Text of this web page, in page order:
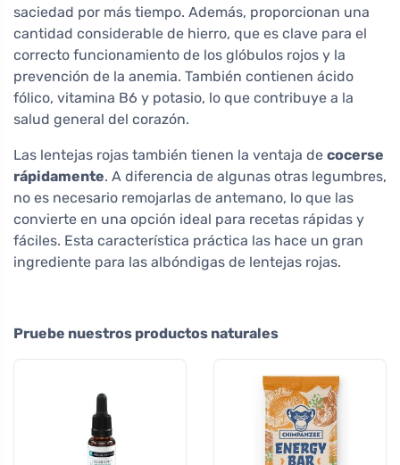
saciedad por más tiempo. Además, proporcionan una
cantidad considerable de hierro, que es clave para el
correcto funcionamiento de los glóbulos rojos y la
prevención de la anemia. También contienen ácido
fólico, vitamina B6 y potasio, lo que contribuye a la
salud general del corazón.
Las lentejas rojas también tienen la ventaja de cocerse
rápidamente. A diferencia de algunas otras legumbres,
no es necesario remojarlas de antemano, lo que las
convierte en una opción ideal para recetas rápidas y
fáciles. Esta característica práctica las hace un gran
ingrediente para las albóndigas de lentejas rojas.
Pruebe nuestros productos naturales